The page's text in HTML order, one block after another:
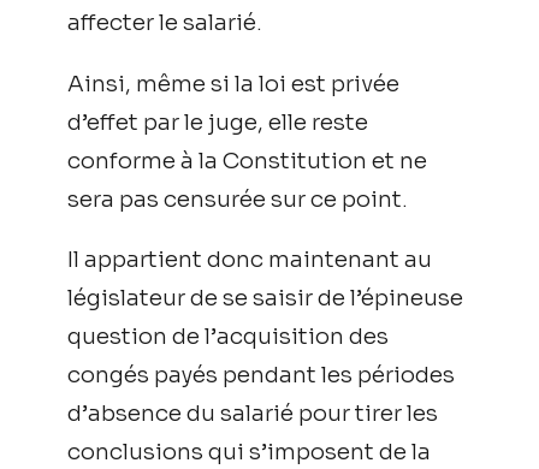
affecter le salarié.
Ainsi, même si la loi est privée
d’effet par le juge, elle reste
conforme à la Constitution et ne
sera pas censurée sur ce point.
Il appartient donc maintenant au
législateur de se saisir de l’épineuse
question de l’acquisition des
congés payés pendant les périodes
d’absence du salarié pour tirer les
conclusions qui s’imposent de la